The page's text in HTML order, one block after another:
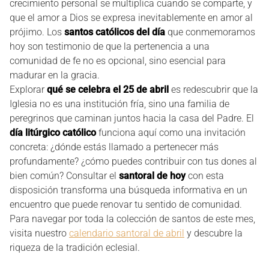
crecimiento personal se multiplica cuando se comparte, y
que el amor a Dios se expresa inevitablemente en amor al
prójimo. Los santos católicos del día que conmemoramos
hoy son testimonio de que la pertenencia a una
comunidad de fe no es opcional, sino esencial para
madurar en la gracia.
Explorarqué se celebra el 25 de abril es redescubrir que la
Iglesia no es una institución fría, sino una familia de
peregrinos que caminan juntos hacia la casa del Padre. El
día litúrgico católicofunciona aquí como una invitación
concreta: ¿dónde estás llamado a pertenecer más
profundamente? ¿cómo puedes contribuir con tus dones al
bien común? Consultar el santoral de hoycon esta
disposición transforma una búsqueda informativa en un
encuentro que puede renovar tu sentido de comunidad.
Para navegar por toda la colección de santos de este mes,
visita nuestro calendario santoral de abril y descubre la
riqueza de la tradición eclesial.